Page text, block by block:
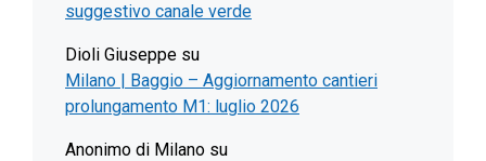
suggestivo canale verde
Dioli Giuseppe su
Milano | Baggio – Aggiornamento cantieri
prolungamento M1: luglio 2026
Anonimo di Milano su